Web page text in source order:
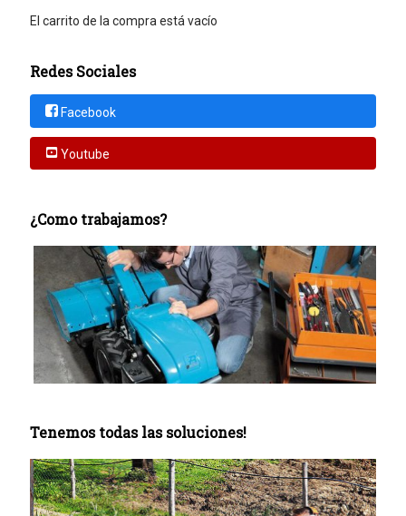
El carrito de la compra está vacío
Redes Sociales
Facebook
Youtube
¿Como trabajamos?
Tenemos todas las soluciones!